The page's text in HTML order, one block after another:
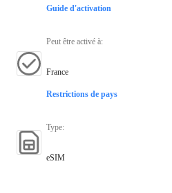
Guide d'activation
Peut être activé à:
France
Restrictions de pays
Type:
eSIM